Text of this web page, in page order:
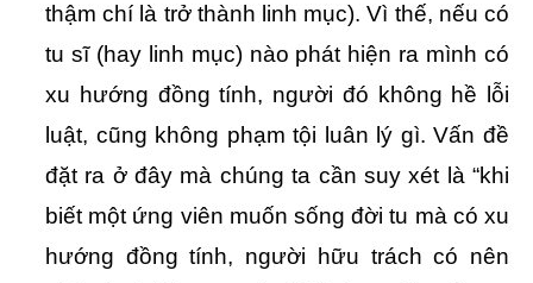
thậm chí là trở thành linh mục). Vì thế, nếu có
tu sĩ (hay linh mục) nào phát hiện ra mình có
xu hướng đồng tính, người đó không hề lỗi
luật, cũng không phạm tội luân lý gì. Vấn đề
đặt ra ở đây mà chúng ta cần suy xét là “khi
biết một ứng viên muốn sống đời tu mà có xu
hướng đồng tính, người hữu trách có nên